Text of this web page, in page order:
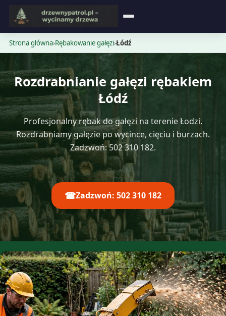
Strona główna
Opinie
Kontakt
Strona główna›Rębakowanie gałęzi›Łódź
Rozdrabnianie gałęzi rębakiem
Łódź
Profesjonalny rębak do gałęzi na terenie Łodzi.
Rozdrabniamy gałęzie po wycince, cięciu i burzach.
Zadzwoń: 502 310 182.
☎Zadzwoń: 502 310 182